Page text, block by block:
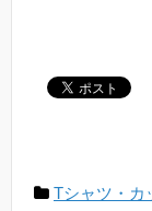
Tシャツ・カ